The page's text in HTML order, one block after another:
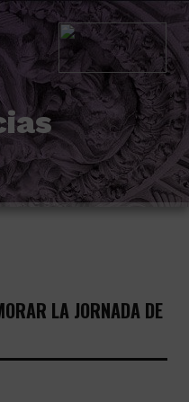
LA JORNADA DE